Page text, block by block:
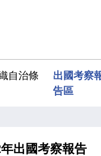
自治條
出國考察
告區
出國考察報告